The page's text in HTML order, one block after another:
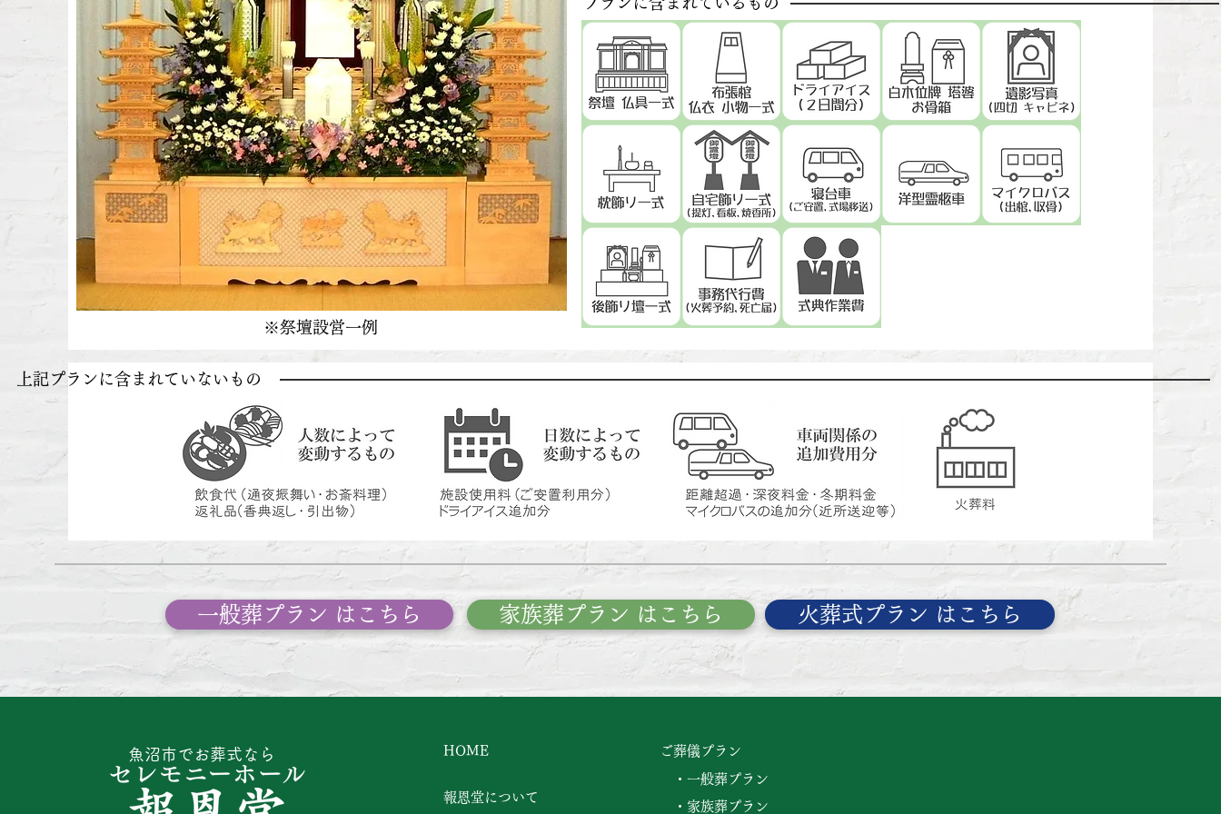
※祭壇設営一例
上記プランに含まれていないもの
一般葬プラン はこちら 家族葬プラン はこちら 火葬式プラン はこちら
魚沼市でお葬式なら HOME
報恩堂について
ご葬儀プラン
・一般葬プラン
・家族葬プラン